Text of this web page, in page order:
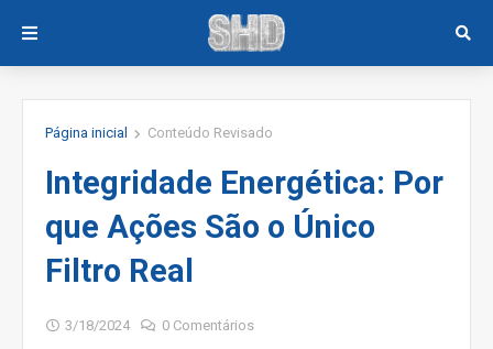
Página inicial Conteúdo Revisado
Integridade Energética: Por
que Ações São o Único
Filtro Real
3/18/2024 0 Comentários